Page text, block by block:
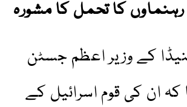
رہنماوں کا تحمل کا مشورہ
کے وزیر اعظم جسٹن
کہ ان کی قوم اسرائیل کے